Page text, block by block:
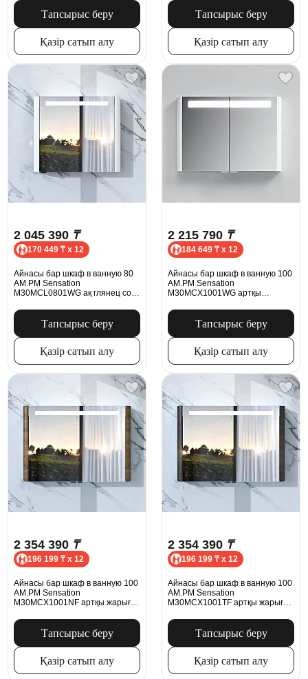
Тапсырыс беру
Қазір сатып алу
Тапсырыс беру
Қазір сатып алу
2 045 390 ₸
170 449 ₸ x 12
Айнасы бар шкаф в ванную 80
AM.PM Sensation
M30MCL0801WG ақ глянец сол
Тапсырыс беру
Қазір сатып алу
2 215 790 ₸
184 649 ₸ x 12
Айнасы бар шкаф в ванную 100
AM.PM Sensation
M30MCX1001WG артқы
Тапсырыс беру
Қазір сатып алу
2 354 390 ₸
196 199 ₸ x 12
Айнасы бар шкаф в ванную 100
AM.PM Sensation
M30MCX1001NF артқы жарығы
Тапсырыс беру
Қазір сатып алу
2 354 390 ₸
196 199 ₸ x 12
Айнасы бар шкаф в ванную 100
AM.PM Sensation
M30MCX1001TF артқы жарығы
Тапсырыс беру
Қазір сатып алу